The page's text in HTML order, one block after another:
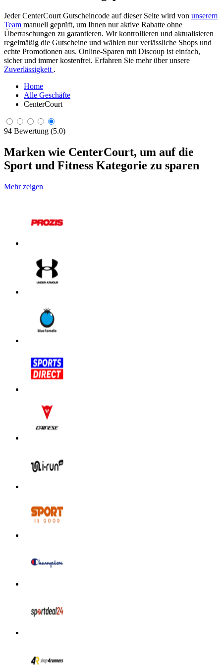
Jeder CenterCourt Gutscheincode auf dieser Seite wird von unserem
Team manuell geprüft, um Ihnen nur aktive Rabatte ohne
Überraschungen zu garantieren. Wir kontrollieren und aktualisieren
regelmäßig die Gutscheine und wählen nur verlässliche Shops und
echte Promotionen aus. Online-Sparen mit Discoup ist einfach,
sicher und immer kostenfrei. Erfahren Sie mehr über unsere
Zuverlässigkeit .
Home
Alle Geschäfte
CenterCourt
94 Bewertung (5.0)
Marken wie CenterCourt, um auf die
Sport und Fitness Kategorie zu sparen
Mehr zeigen